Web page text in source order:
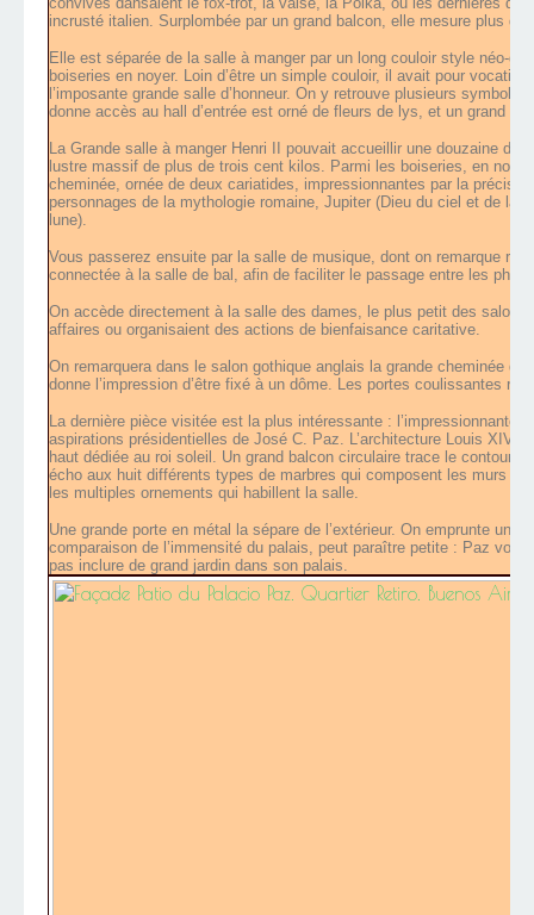
incrusté italien. Surplombée par un grand balcon, elle mesure plus de
Elle est séparée de la salle à manger par un long couloir style néo-
boiseries en noyer. Loin d’être un simple couloir, il avait pour
l’imposante grande salle d’honneur. On y retrouve plusieurs
donne accès au hall d’entrée est orné de fleurs de lys, et un grand
La Grande salle à manger Henri II pouvait accueillir une douzaine de
lustre massif de plus de trois cent kilos. Parmi les boiseries, en
cheminée, ornée de deux cariatides, impressionnantes par la
personnages de la mythologie romaine, Jupiter (Dieu du ciel et de la
lune).
Vous passerez ensuite par la salle de musique, dont on remarque
connectée à la salle de bal, afin de faciliter le passage entre les
On accède directement à la salle des dames, le plus petit des
affaires ou organisaient des actions de bienfaisance caritative.
On remarquera dans le salon gothique anglais la grande cheminée
donne l’impression d’être fixé à un dôme. Les portes coulissantes
La dernière pièce visitée est la plus intéressante : l’impressionnante
aspirations présidentielles de José C. Paz. L’architecture Louis XIV
haut dédiée au roi soleil. Un grand balcon circulaire trace le contour
écho aux huit différents types de marbres qui composent les murs
les multiples ornements qui habillent la salle.
Une grande porte en métal la sépare de l’extérieur. On emprunte un
comparaison de l’immensité du palais, peut paraître petite : Paz
pas inclure de grand jardin dans son palais.